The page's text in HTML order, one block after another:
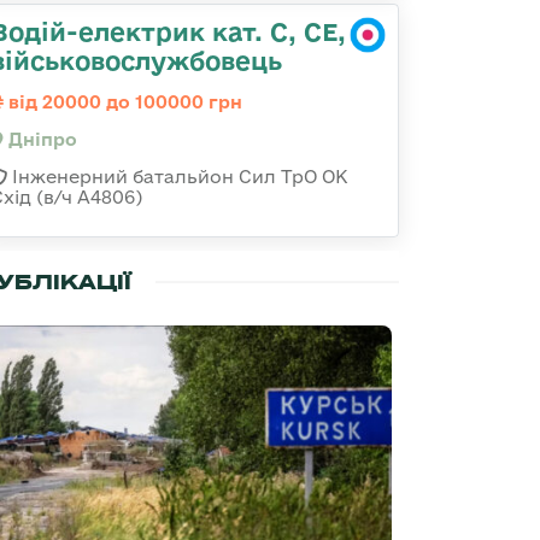
електрик кат. С, СЕ,
від 20000 до 100000 грн
Дніпро
Інженерний батальйон Сил ТрО ОК
(в/ч А4806)